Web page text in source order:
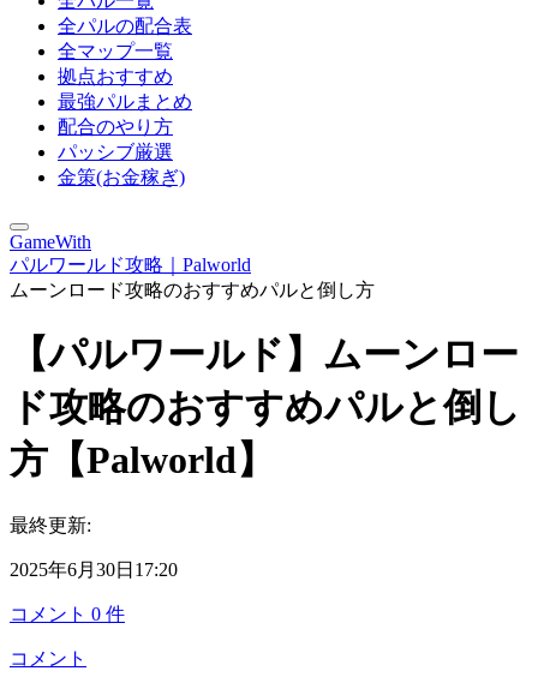
全パルの配合表
全マップ一覧
拠点おすすめ
最強パルまとめ
配合のやり方
パッシブ厳選
金策(お金稼ぎ)
GameWith
パルワールド攻略｜Palworld
ムーンロード攻略のおすすめパルと倒し方
【パルワールド】ムーンロー
ド攻略のおすすめパルと倒し
方【Palworld】
最終更新:
2025年6月30日17:20
コメント 0 件
コメント